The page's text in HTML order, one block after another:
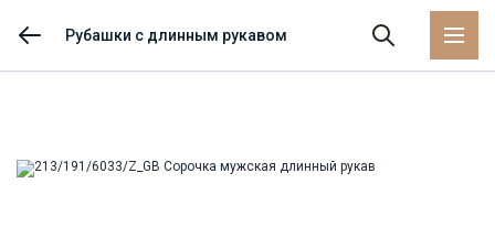
Рубашки с длинным рукавом